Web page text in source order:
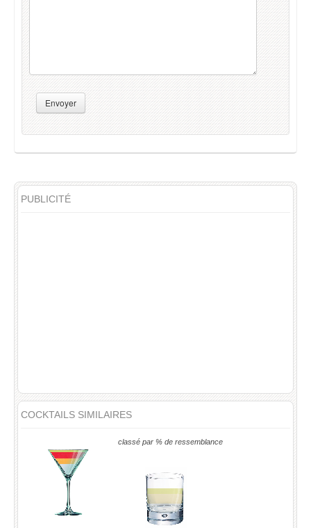
Envoyer
PUBLICITÉ
COCKTAILS SIMILAIRES
classé par % de ressemblance